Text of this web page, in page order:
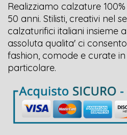
Realizziamo calzature
50 anni. Stilisti, creativi nel
calzaturifici italiani insieme
assoluta qualita' ci
fashion, comode e curate
particolare.